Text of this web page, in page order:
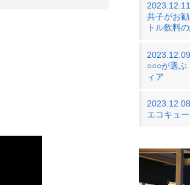
2023.12.11
共子がお
トル飲料
2023.12.09
○○○が選ぶ
ィア
2023.12.08
エコキュ